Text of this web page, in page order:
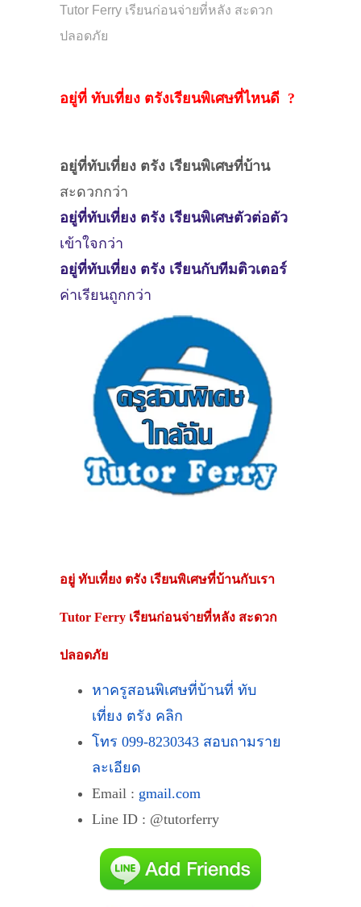
Tutor Ferry เรียนก่อนจ่ายที่หลัง สะดวก
ปลอดภัย
อยู่ที่ ทับเที่ยง ตรังเรียนพิเศษที่ไหนดี ?
อยู่ที่ทับเที่ยง ตรัง เรียนพิเศษที่บ้าน
สะดวกกว่า
อยู่ที่ทับเที่ยง ตรัง เรียนพิเศษตัวต่อตัว
เข้าใจกว่า
อยู่ที่ทับเที่ยง ตรัง เรียนกับทีมติวเตอร์
ค่าเรียนถูกกว่า
อยู่ ทับเที่ยง ตรัง เรียนพิเศษที่บ้านกับเรา
Tutor Ferry เรียนก่อนจ่ายที่หลัง สะดวก
ปลอดภัย
หาครูสอนพิเศษที่บ้านที่ ทับ
เที่ยง ตรัง คลิก
โทร 099-8230343 สอบถามราย
ละเอียด
Email : gmail.com
Line ID : @tutorferry